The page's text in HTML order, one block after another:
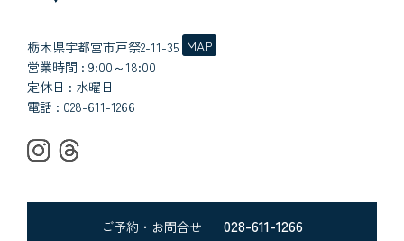
栃木県宇都宮市戸祭2-11-35 MAP
営業時間 : 9:00～18:00
定休日 : 水曜日
電話 : 028-611-1266
ご予約・お問合せ 028-611-1266